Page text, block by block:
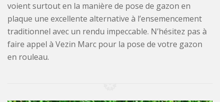
voient surtout en la manière de pose de gazon en
plaque une excellente alternative à l’ensemencement
traditionnel avec un rendu impeccable. N’hésitez pas à
faire appel à Vezin Marc pour la pose de votre gazon
en rouleau.